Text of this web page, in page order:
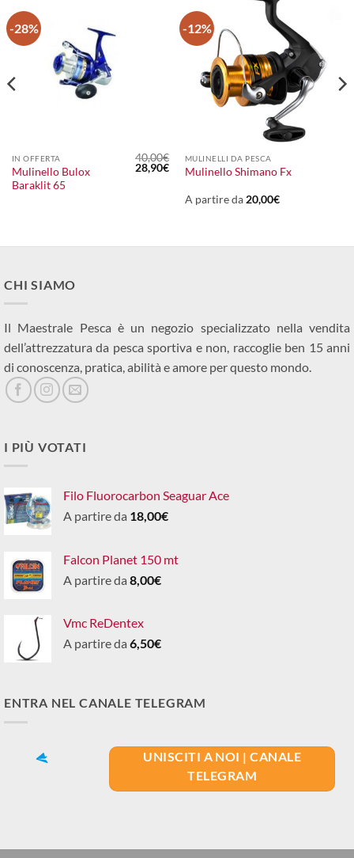
-28%
IN OFFERTA
Mulinello Bulox
Baraklit 65
40,00€
Il
prezzo
28,90€Il
prezzo
28,90€.
-12%
MULINELLI DA PESCA
Mulinello Shimano Fx
A partire da20,00€
CHI SIAMO
Il Maestrale Pesca è un negozio specializzato nella vendita
dell’attrezzatura da pesca sportiva e non, raccoglie ben 15 anni
di conoscenza, pratica, abilità e amore per questo mondo.
I PIÙ VOTATI
Filo Fluorocarbon Seaguar Ace
A partire da 18,00€
Falcon Planet 150 mt
A partire da 8,00€
Vmc ReDentex
A partire da 6,50€
ENTRA NEL CANALE TELEGRAM
UNISCITI A NOI | CANALE
TELEGRAM